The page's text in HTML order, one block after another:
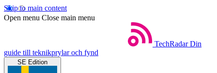
Skip to main content
Open menu Close main menu
TechRadar Din
guide till teknikprylar och fynd
SE Edition